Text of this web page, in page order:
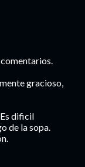
gracioso,
dificil
de la sopa.